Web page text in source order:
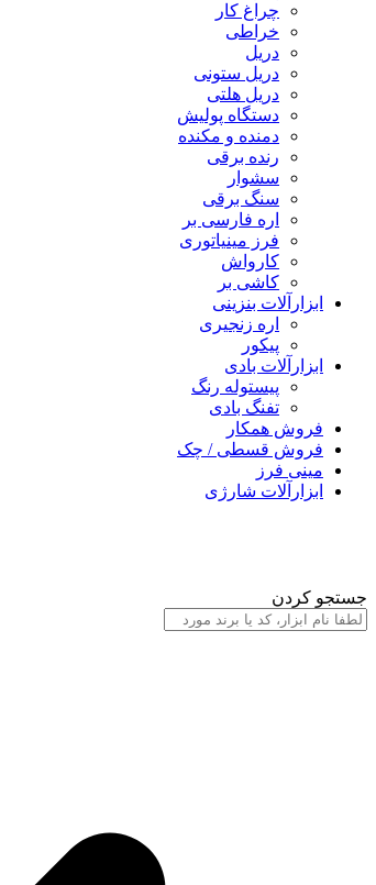
چراغ کار
خراطی
دریل
دریل ستونی
دریل هلتی
دستگاه پولیش
دمنده و مکنده
رنده برقی
سشوار
سنگ برقی
اره فارسی بر
فرز مینیاتوری
کارواش
کاشی بر
ابزارآلات بنزینی
اره زنجیری
پیکور
ابزارآلات بادی
پیستوله رنگ
تفنگ بادی
فروش همکار
فروش قسطی / چک
مینی فرز
ابزارآلات شارژی
جستجو کردن